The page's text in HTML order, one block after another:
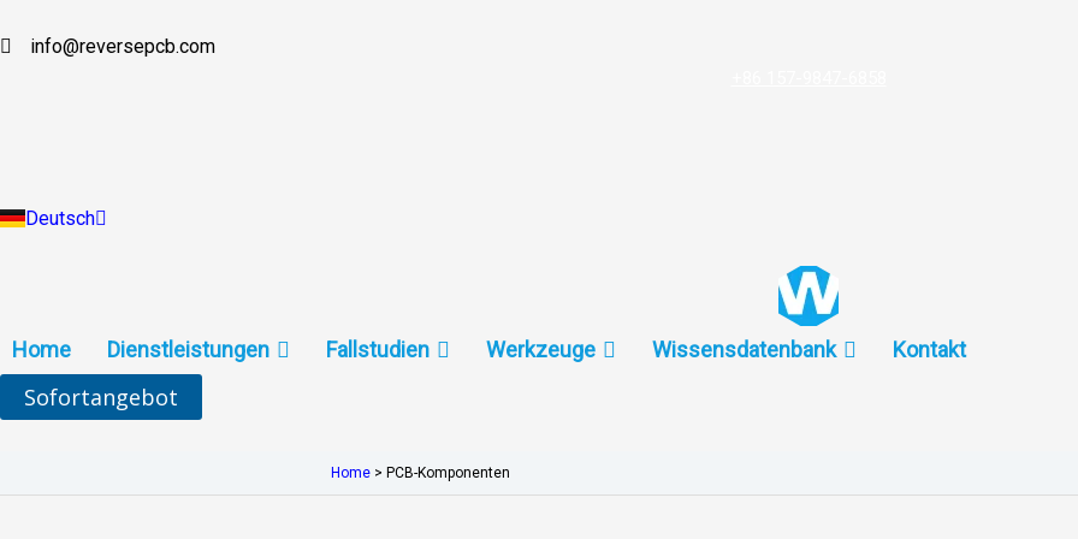
Inhaltinfo@reversepcb.com
Deutsch
English
Indonesia
Home Dienstleistungen Fallstudien Werkzeuge Wissensdatenbank Kontakt
Sofortangebot
Home > PCB-Komponenten